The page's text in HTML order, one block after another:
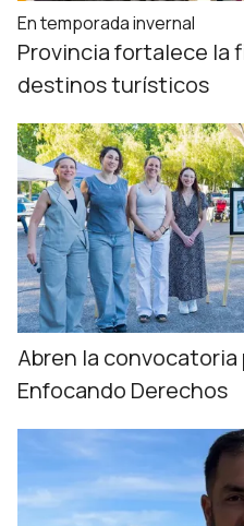
En temporada invernal
Provincia fortalece la
destinos turísticos
Abren la convocatoria
Enfocando Derechos